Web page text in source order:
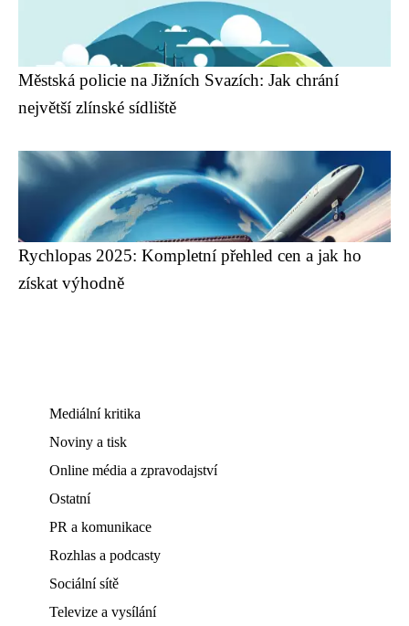
Městská policie na Jižních Svazích: Jak chrání
největší zlínské sídliště
Rychlopas 2025: Kompletní přehled cen a jak ho
získat výhodně
Mediální kritika
Noviny a tisk
Online média a zpravodajství
Ostatní
PR a komunikace
Rozhlas a podcasty
Sociální sítě
Televize a vysílání